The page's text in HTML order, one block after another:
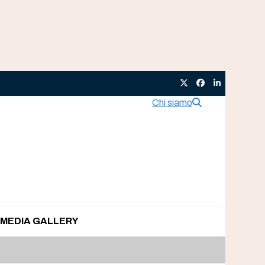
TwitterFacebook
LinkedIn
Chi siamo
MEDIA GALLERY